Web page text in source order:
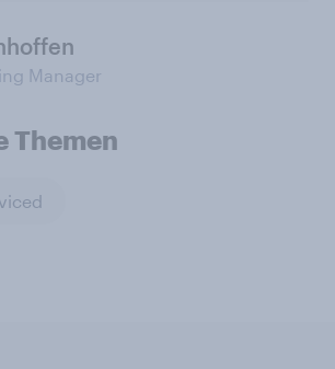
Manager
Themen